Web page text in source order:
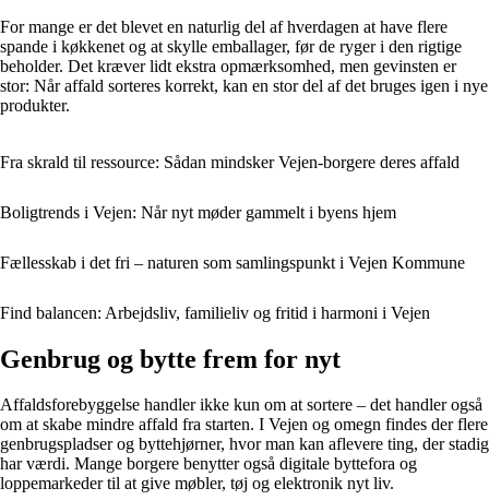
For mange er det blevet en naturlig del af hverdagen at have flere
spande i køkkenet og at skylle emballager, før de ryger i den rigtige
beholder. Det kræver lidt ekstra opmærksomhed, men gevinsten er
stor: Når affald sorteres korrekt, kan en stor del af det bruges igen i nye
produkter.
Fra skrald til ressource: Sådan mindsker Vejen-borgere deres affald
Boligtrends i Vejen: Når nyt møder gammelt i byens hjem
Fællesskab i det fri – naturen som samlingspunkt i Vejen Kommune
Find balancen: Arbejdsliv, familieliv og fritid i harmoni i Vejen
Genbrug og bytte frem for nyt
Affaldsforebyggelse handler ikke kun om at sortere – det handler også
om at skabe mindre affald fra starten. I Vejen og omegn findes der flere
genbrugspladser og byttehjørner, hvor man kan aflevere ting, der stadig
har værdi. Mange borgere benytter også digitale byttefora og
loppemarkeder til at give møbler, tøj og elektronik nyt liv.